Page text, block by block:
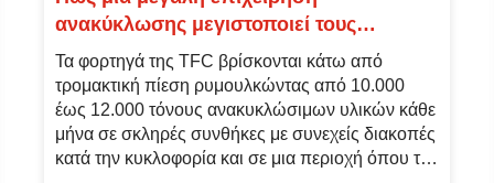
Πώς μια μεγάλη επιχείρηση
ανακύκλωσης μεγιστοποιεί τους
χρόνους συνεχούς λειτουργίας και
ελαχιστοποιεί το λειτουργικό κόστος του
στόλου της από το φυσικό αέριο
Τα φορτηγά της TFC βρίσκονται κάτω από
τρομακτική πίεση ρυμουλκώντας από 10.000
έως 12.000 τόνους ανακυκλώσιμων υλικών κάθε
μήνα σε σκληρές συνθήκες με συνεχείς διακοπές